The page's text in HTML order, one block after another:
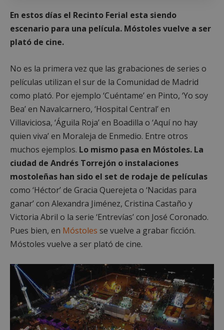
En estos días el Recinto Ferial esta siendo
escenario para una película. Móstoles vuelve a ser
plató de cine.
No es la primera vez que las grabaciones de series o
películas utilizan el sur de la Comunidad de Madrid
como plató. Por ejemplo ‘Cuéntame’ en Pinto, ‘Yo soy
Bea’ en Navalcarnero, ‘Hospital Central’ en
Villaviciosa, ‘Águila Roja’ en Boadilla o ‘Aquí no hay
quien viva’ en Moraleja de Enmedio. Entre otros
muchos ejemplos. Lo mismo pasa en Móstoles. La
ciudad de Andrés Torrejón o instalaciones
mostoleñas han sido el set de rodaje de películas
como ‘Héctor’ de Gracia Querejeta o ‘Nacidas para
ganar’ con Alexandra Jiménez, Cristina Castaño y
Victoria Abril o la serie ‘Entrevías’ con José Coronado.
Pues bien, en Móstoles se vuelve a grabar ficción.
Móstoles vuelve a ser plató de cine.